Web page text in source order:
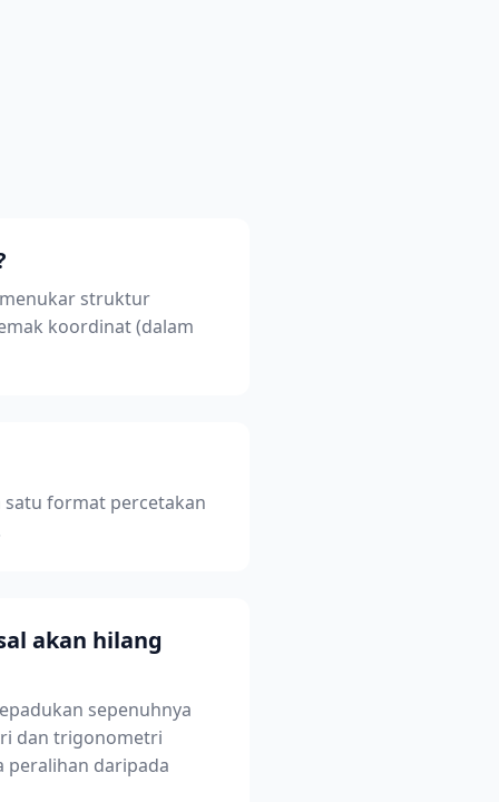
struktur
koordinat (dalam
satu format percetakan
akan hilang
sepenuhnya
dan trigonometri
peralihan daripada